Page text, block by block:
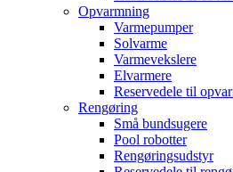
Opvarmning
Varmepumper
Solvarme
Varmevekslere
Elvarmere
Reservedele til
Rengøring
Små bundsugere
Pool robotter
Rengøringsudstyr